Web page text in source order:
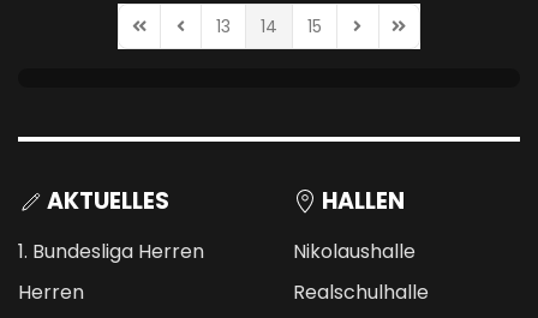
First PagePrevious Page
13 14 15 Next PageLast Page
AKTUELLES
1. Bundesliga Herren
Herren
HALLEN
Nikolaushalle
Realschulhalle